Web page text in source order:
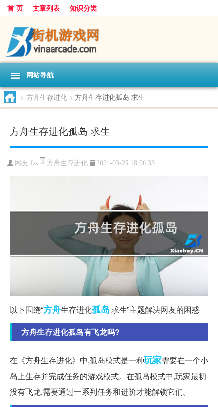
首 页 文章列表 知识分类
网站导航
> 方舟生存进化 > 方舟生存进化孤岛 求生
方舟生存进化孤岛 求生
网友:fzs 方舟生存进化 2024-03-25 18:00:33
以下围绕“方舟生存进化孤岛 求生”主题解决网友的困惑
方舟生存进化孤岛有飞龙吗?
在《方舟生存进化》中,孤岛模式是一种玩家需要在一个小
岛上生存并完成任务的游戏模式。在孤岛模式中,玩家最初
没有飞龙,需要通过一系列任务和进阶才能解锁它们。